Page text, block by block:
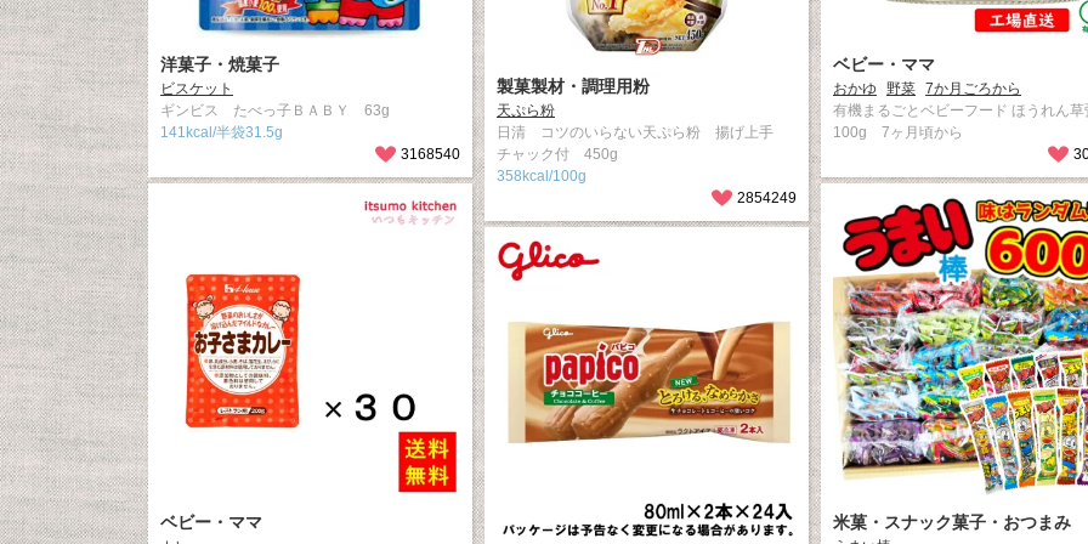
洋菓子・焼菓子
ビスケット
ギンビス たべっ子ＢＡＢＹ 63g
141kcal/半袋31.5g
3168540
ベビー・ママ
おかゆ 野菜 7か月ごろから
有機まるごとベビーフード ほうれん草
100g 7ヶ月頃から
製菓製材・調理用粉
天ぷら粉
日清 コツのいらない天ぷら粉 揚げ上手
チャック付 450g
358kcal/100g
2854249
ベビー・ママ 米菓・スナック菓子・おつまみ